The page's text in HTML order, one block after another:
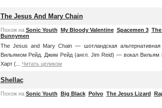
The Jesus And Mary Chain
Похож на Sonic Youth My Bloody Valentine Spacemen 3
Bunnymen
The Jesus and Mary Chain — шотландская
Вильямом Рейд. Джим Рейд (англ. Jim Reid) — вокал Вильям
Харт (...
Читать целиком
Shellac
Похож на Sonic Youth Big Black Polvo The Jesus Lizard